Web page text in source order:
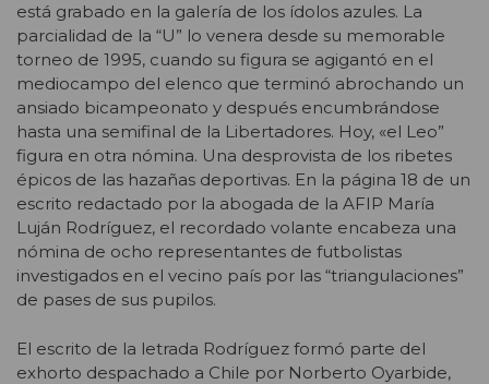
está grabado en la galería de los ídolos azules. La
parcialidad de la “U” lo venera desde su memorable
torneo de 1995, cuando su figura se agigantó en el
mediocampo del elenco que terminó abrochando un
ansiado bicampeonato y después encumbrándose
hasta una semifinal de la Libertadores. Hoy, «el Leo”
figura en otra nómina. Una desprovista de los ribetes
épicos de las hazañas deportivas. En la página 18 de un
escrito redactado por la abogada de la AFIP María
Luján Rodríguez, el recordado volante encabeza una
nómina de ocho representantes de futbolistas
investigados en el vecino país por las “triangulaciones”
de pases de sus pupilos.
El escrito de la letrada Rodríguez formó parte del
exhorto despachado a Chile por Norberto Oyarbide,